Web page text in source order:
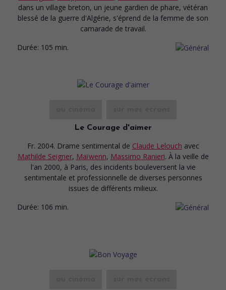
dans un village breton, un jeune gardien de phare, vétéran
blessé de la guerre d'Algérie, s'éprend de la femme de son
camarade de travail.
Durée: 105 min.
Le Courage d'aimer
Fr. 2004. Drame sentimental de Claude Lelouch avec
Mathilde Seigner, Maïwenn, Massimo Ranieri. À la veille de
l'an 2000, à Paris, des incidents bouleversent la vie
sentimentale et professionnelle de diverses personnes
issues de différents milieux.
Durée: 106 min.